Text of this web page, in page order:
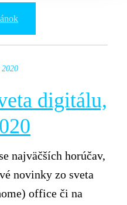
digitálu,
najväčších horúčav,
novinky zo sveta
office či na